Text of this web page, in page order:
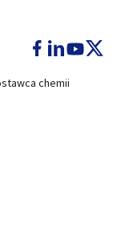
chemii